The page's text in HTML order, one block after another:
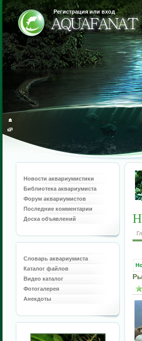
Регистрация или вход
Новости аквариумистики
Библиотека аквариумиста
Форум аквариумистов
Последние комментарии
Доска объявлений
Словарь аквариумиста
Каталог файлов
Видео каталог
Фотогалерея
Анекдоты